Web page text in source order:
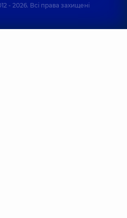
- 2026. Всі права захищені